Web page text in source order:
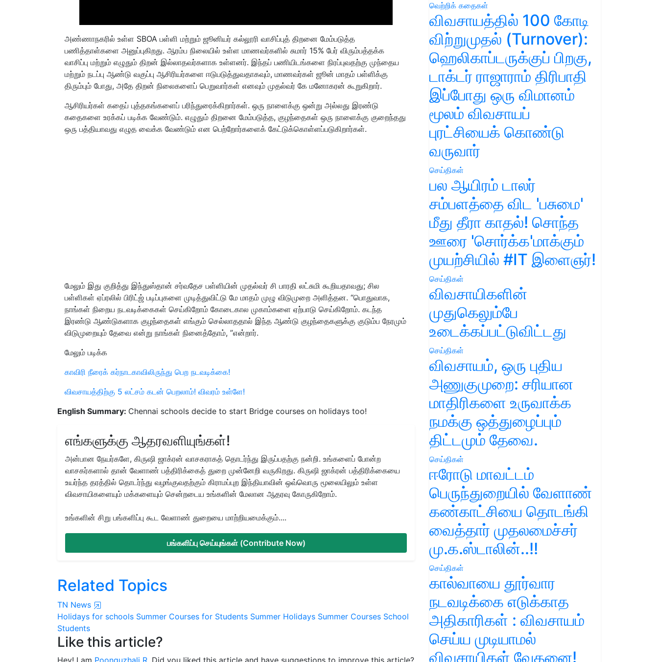
அண்ணாநகரில் உள்ள SBOA பள்ளி மற்றும் ஜூனியர் கல்லூரி வாசிப்புத் திறனை மேம்படுத்த
பணித்தாள்களை அனுப்புகிறது. ஆரம்ப நிலையில் உள்ள மாணவர்களில் சுமார் 15% பேர் விரும்பத்தக்க
வாசிப்பு மற்றும் எழுதும் திறன் இல்லாதவர்களாக உள்ளனர். இந்தப் பணியிடங்களை நிரப்புவதற்கு முந்தைய
மற்றும் நடப்பு ஆண்டு வகுப்பு ஆசிரியர்களை ஈடுபடுத்துவதாகவும், மாணவர்கள் ஜூன் மாதம் பள்ளிக்கு
திரும்பும் போது, ​​அதே திறன் நிலைகளைப் பெறுவார்கள் எனவும் முதல்வர் கே மனோகரன் கூறுகிறார்.
ஆசிரியர்கள் கதைப் புத்தகங்களைப் பரிந்துரைக்கிறார்கள். ஒரு நாளைக்கு ஒன்று அல்லது இரண்டு
கதைகளை உரக்கப் படிக்க வேண்டும். எழுதும் திறனை மேம்படுத்த, குழந்தைகள் ஒரு நாளைக்கு குறைந்தது
ஒரு பத்தியாவது எழுத வைக்க வேண்டும் என பெற்றோர்களைக் கேட்டுக்கொள்ளப்படுகிறார்கள்.
மேலும் இது குறித்து இந்துஸ்தான் சர்வதேச பள்ளியின் முதல்வர் சி பாரதி லட்சுமி கூறியதாவது; சில
பள்ளிகள் ஏப்ரலில் பிரிட்ஜ் படிப்புகளை முடித்துவிட்டு மே மாதம் முழு விடுமுறை அளித்தன. “பொதுவாக,
நாங்கள் நிறைய நடவடிக்கைகள் செய்கிறோம் கோடைகால முகாம்களை ஏற்பாடு செய்கிறோம். கடந்த
இரண்டு ஆண்டுகளாக குழந்தைகள் எங்கும் செல்லாததால் இந்த ஆண்டு குழந்தைகளுக்கு குடும்ப நேரமும்
விடுமுறையும் தேவை என்று நாங்கள் நினைத்தோம், ”என்றார்.
மேலும் படிக்க
காவிரி நீரைக் கர்நாடகாவிலிருந்து பெற நடவடிக்கை!
விவசாயத்திற்கு 5 லட்சம் கடன் பெறலாம்! விவரம் உள்ளே!
English Summary: Chennai schools decide to start Bridge courses on holidays too!
எங்களுக்கு ஆதரவளியுங்கள்!
அன்பான நேயர்களே, கிருஷி ஜாக்ரன் வாசகராகத் தொடர்ந்து இருப்பதற்கு நன்றி. உங்களைப் போன்ற
வாசகர்களால் தான் வேளாண் பத்திரிக்கைத் துறை முன்னேறி வருகிறது. கிருஷி ஜாக்ரன் பத்திரிக்கையை
உயர்ந்த தரத்தில் தொடர்ந்து வழங்குவதற்கும் கிராமப்புற இந்தியாவின் ஒவ்வொரு மூலையிலும் உள்ள
விவசாயிகளையும் மக்களையும் சென்றடைய உங்களின் மேலான ஆதரவு கோருகிறோம்.
உங்களின் சிறு பங்களிப்பு கூட வேளாண் துறையை மாற்றியமைக்கும்....
பங்களிப்பு செய்யுங்கள் (Contribute Now)
Related Topics
TN News
Holidays for schools Summer Courses for Students Summer Holidays Summer Courses School
Students
Like this article?
Hey! I am Poonguzhali R . Did you liked this article and have suggestions to improve this article?
வெற்றிக் கதைகள்
விவசாயத்தில் 100 கோடி
விற்றுமுதல் (Turnover):
ஹெலிகாப்டருக்குப் பிறகு,
டாக்டர் ராஜாராம் திரிபாதி
இப்போது ஒரு விமானம்
மூலம் விவசாயப்
புரட்சியைக் கொண்டு
வருவார்
செய்திகள்
பல ஆயிரம் டாலர்
சம்பளத்தை விட 'பசுமை'
மீது தீரா காதல்! சொந்த
ஊரை 'சொர்க்க'மாக்கும்
முயற்சியில் #IT இளைஞர்!
செய்திகள்
விவசாயிகளின்
முதுகெலும்பே
உடைக்கப்பட்டுவிட்டது
செய்திகள்
விவசாயம், ஒரு புதிய
அணுகுமுறை: சரியான
மாதிரிகளை உருவாக்க
நமக்கு ஒத்துழைப்பும்
திட்டமும் தேவை.
செய்திகள்
ஈரோடு மாவட்டம்
பெருந்துறையில் வேளாண்
கண்காட்சியை தொடங்கி
வைத்தார் முதலமைச்சர்
மு.க.ஸ்டாலின்..!!
செய்திகள்
கால்வாயை தூர்வார
நடவடிக்கை எடுக்காத
அதிகாரிகள் : விவசாயம்
செய்ய முடியாமல்
விவசாயிகள் வேதனை!